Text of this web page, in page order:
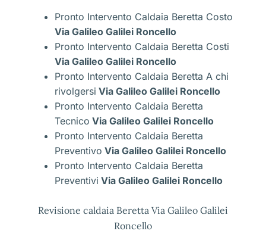
Pronto Intervento Caldaia Beretta Costo
Via Galileo Galilei Roncello
Pronto Intervento Caldaia Beretta Costi
Via Galileo Galilei Roncello
Pronto Intervento Caldaia Beretta A chi
rivolgersi Via Galileo Galilei Roncello
Pronto Intervento Caldaia Beretta
Tecnico Via Galileo Galilei Roncello
Pronto Intervento Caldaia Beretta
Preventivo Via Galileo Galilei Roncello
Pronto Intervento Caldaia Beretta
Preventivi Via Galileo Galilei Roncello
Revisione caldaia Beretta Via Galileo Galilei
Roncello